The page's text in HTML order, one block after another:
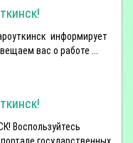
информирует
вас о работе ...
Воспользуйтесь